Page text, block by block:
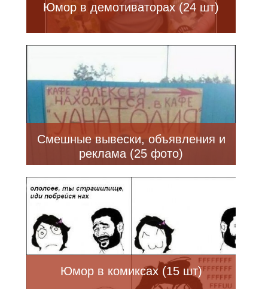
Юмор в демотиваторах (24 шт)
Смешные вывески, объявления и
реклама (25 фото)
Юмор в комиксах (15 шт)